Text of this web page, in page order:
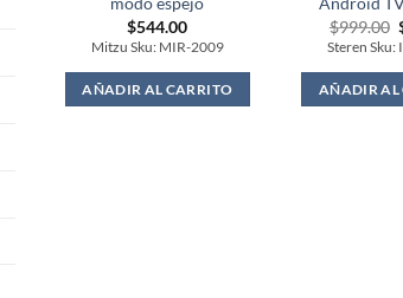
$544.00
Mitzu Sku: MIR-2009
AÑADIR AL CARRITO
$999.00
Steren Sku:
AÑADIR AL